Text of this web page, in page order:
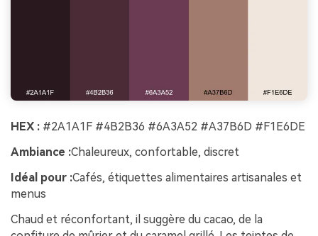
HEX : #2A1A1F #4B2B36 #6A3A52 #A37B6D #F1E6DE
Ambiance :Chaleureux, confortable, discret
Idéal pour :Cafés, étiquettes alimentaires artisanales et
menus
Chaud et réconfortant, il suggère du cacao, de la